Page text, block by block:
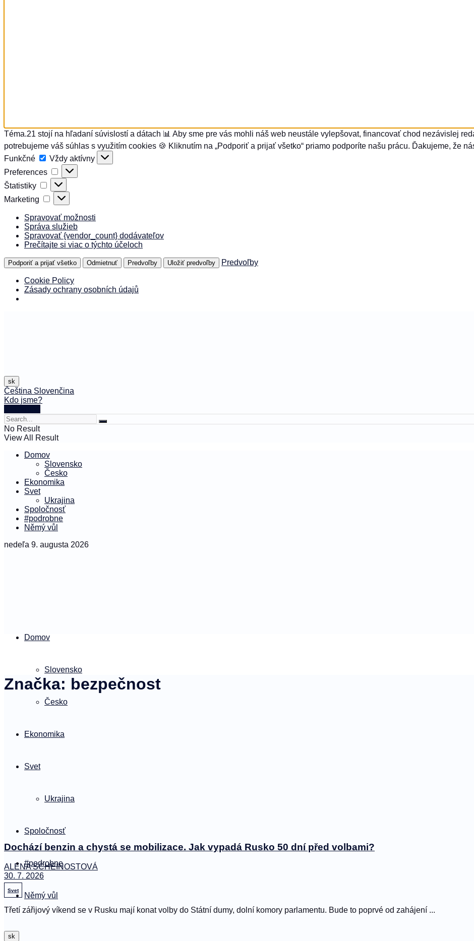
Téma.21 stojí na hľadaní súvislostí a dátach 📊 Aby sme pre vás mohli náš web neustále vylepšovat, financovať chod nezávislej
potrebujeme váš súhlas s využitím cookies 🍪 Kliknutím na „Podporiť a prijať všetko“ priamo podporíte našu prácu. Ďakujeme, že
Funkčné
Funkčné
Vždy aktívny
Preferences
Preferences
Štatistiky Štatistiky
Marketing Marketing
Spravovať možnosti
Správa služieb
Spravovať {vendor_count} dodávateľov
Prečítajte si viac o týchto účeloch
Podporiť a prijať všetko Odmietnuť Predvoľby Uložiť predvoľby Predvoľby
Cookie Policy
Zásady ochrany osobních údajů
sk
Čeština Slovenčina
Kdo jsme?
No Result
View All Result
Domov
Slovensko
Česko
Ekonomika
Svet
Ukrajina
Spoločnosť
#podrobne
Němý vůl
nedeľa 9. augusta 2026
Domov
Slovensko
Česko
Ekonomika
Svet
Ukrajina
Spoločnosť
#podrobne
Němý vůl
sk
Značka: bezpečnost
Dochází benzin a chystá se mobilizace. Jak vypadá Rusko 50 dní před volbami?
ALENA SCHEINOSTOVÁ
30. 7. 2026
Svet
Třetí zářijový víkend se v Rusku mají konat volby do Státní dumy, dolní komory parlamentu. Bude to poprvé od zahájení ...